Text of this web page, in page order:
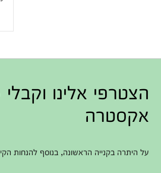
אקסטרה
על היתרה בקנייה הראשונה, בנוסף להנחות